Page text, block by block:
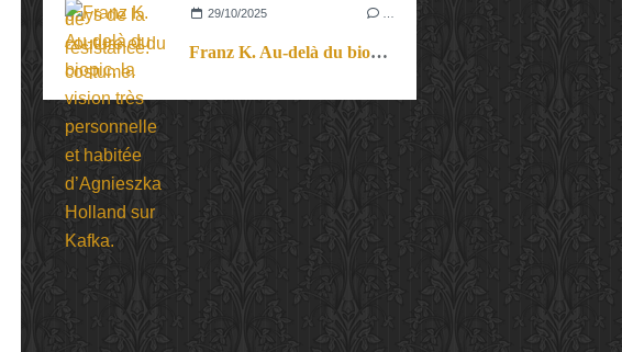
29/10/2025
Franz K. Au-delà du biopic, la vision très personnelle et habitée d’Agnieszka Holland sur Kafka.